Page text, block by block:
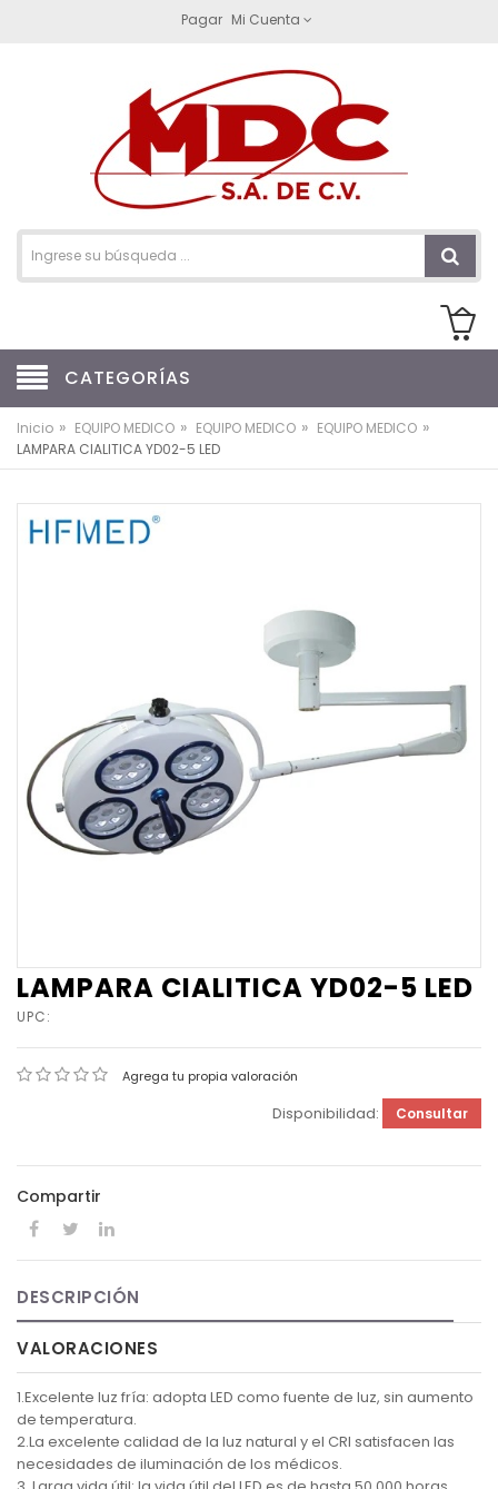
Pagar Mi Cuenta
CATEGORÍAS
Inicio » EQUIPO MEDICO » EQUIPO MEDICO » EQUIPO MEDICO »
LAMPARA CIALITICA YD02-5 LED
LAMPARA CIALITICA YD02-5 LED
UPC:
Agrega tu propia valoración
Disponibilidad: Consultar
Compartir
DESCRIPCIÓN
VALORACIONES
1.Excelente luz fría: adopta LED como fuente de luz, sin aumento
de temperatura.
2.La excelente calidad de la luz natural y el CRI satisfacen las
necesidades de iluminación de los médicos.